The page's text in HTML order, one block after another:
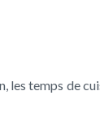
temps de